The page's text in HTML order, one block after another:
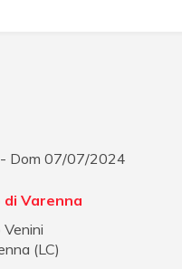
Dom 07/07/2024
di Varenna
(LC)